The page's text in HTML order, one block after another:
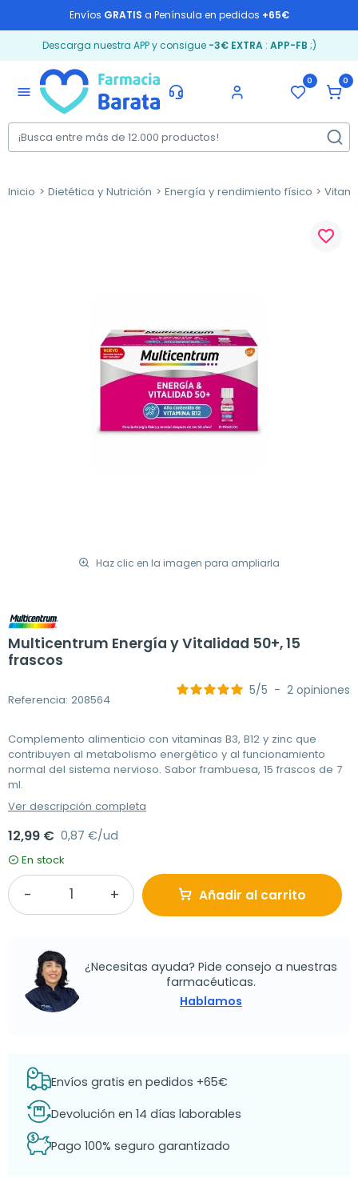
Envíos GRATIS a Península en pedidos +65€
Descarga nuestra APP y consigue -3€ EXTRA: APP-FB ;)
menu
0 0
Inicio Dietética y Nutrición Energía y rendimiento físico
Haz clic en la imagen para ampliarla
favorite_border
Multicentrum Energía y Vitalidad 50+, 15
frascos
Referencia: 208564
5/5 - 2 opiniones
Complemento alimenticio con vitaminas B3, B12 y zinc que
contribuyen al metabolismo energético y al funcionamiento
normal del sistema nervioso. Sabor frambuesa, 15 frascos de 7
ml.
Ver descripción completa
12,99 € 0,87 €/ud
En stock
Añadir al carrito
¿Necesitas ayuda? Pide consejo a nuestras
farmacéuticas.
Hablamos
Envíos gratis en pedidos +65€
Devolución en 14 días laborables
Pago 100% seguro garantizado